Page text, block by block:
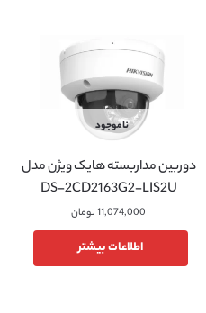
ناموجود
دوربین مداربسته هایک ویژن مدل
DS-2CD2163G2-LIS2U
11,074,000تومان
اطلاعات بیشتر